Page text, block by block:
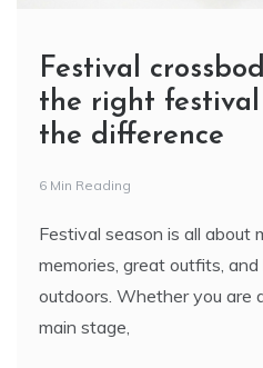
Festival
the right
the difference
6 Min Reading
Festival season is all about
memories, great outfits,
outdoors. Whether you are
main stage,